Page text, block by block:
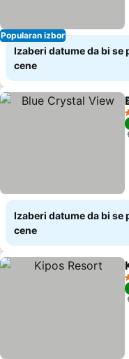
Popularan izbor
Izaberi datume da bi se
cene
Izaberi datume da bi se
cene